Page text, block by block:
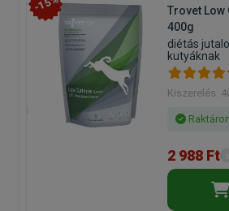
Trovet Low
400g
diétás
kutyáknak
Kiszerelés:
Raktáron
2 988 Ft